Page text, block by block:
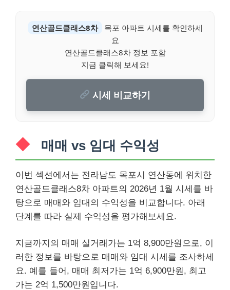
연산골드클래스8차
목포 아파트 시세를 확인하세
요
연산골드클래스8차 정보 포함
지금 클릭해 보세요!
시세 비교하기
매매 vs 임대 수익성
이번 섹션에서는 전라남도 목포시 연산동에 위치한
연산골드클래스8차 아파트의 2026년 1월 시세를 바
탕으로 매매와 임대의 수익성을 비교합니다. 아래
단계를 따라 실제 수익성을 평가해보세요.
지금까지의 매매 실거래가는 1억 8,900만원으로, 이
러한 정보를 바탕으로 매매와 임대 시세를 조사하세
요. 예를 들어, 매매 최저가는 1억 6,900만원, 최고
가는 2억 1,500만원입니다.